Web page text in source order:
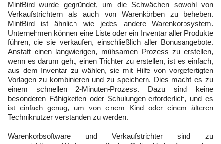
MintBird wurde gegründet, um die Schwächen sowohl von
Verkaufstrichtern als auch von Warenkörben zu beheben.
MintBird ist ähnlich wie jedes andere Warenkorbsystem.
Unternehmen können eine Liste oder ein Inventar aller Produkte
führen, die sie verkaufen, einschließlich aller Bonusangebote.
Anstatt einen langwierigen, mühsamen Prozess zu erstellen,
wenn es darum geht, einen Trichter zu erstellen, ist es einfach,
aus dem Inventar zu wählen, sie mit Hilfe von vorgefertigten
Vorlagen zu kombinieren und zu speichern. Dies macht es zu
einem schnellen 2-Minuten-Prozess. Dazu sind keine
besonderen Fähigkeiten oder Schulungen erforderlich, und es
ist einfach genug, um von einem Kind oder einem älteren
Techniknutzer verstanden zu werden.
Warenkorbsoftware und Verkaufstrichter sind zu